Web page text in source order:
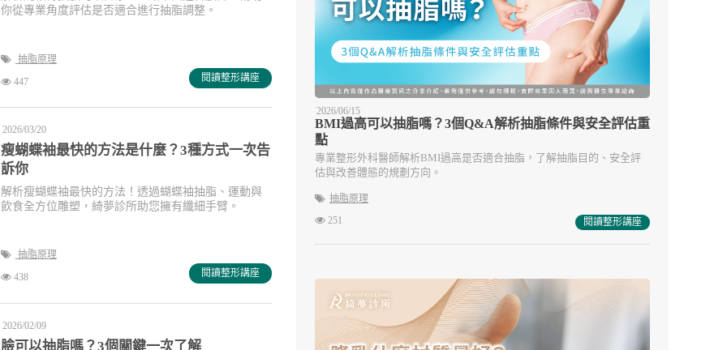
你從專業角度評估是否適合進行抽脂調整。
抽脂原理
447
閱讀整形講座
2026/03/20
瘦蝴蝶袖最快的方法是什麼？3種方式一次告
訴你
解析瘦蝴蝶袖最快的方法！透過蝴蝶袖抽脂、運動與
飲食全方位雕塑，綺夢診所助您擁有纖細手臂。
抽脂原理
438
閱讀整形講座
2026/02/09
臉可以抽脂嗎？3個關鍵一次了解
2026/06/15
BMI過高可以抽脂嗎？3個Q&A解析抽脂條件與安全評估重
點
專業整形外科醫師解析BMI過高是否適合抽脂，了解抽脂目的、安全評
估與改善體態的規劃方向。
抽脂原理
251
閱讀整形講座